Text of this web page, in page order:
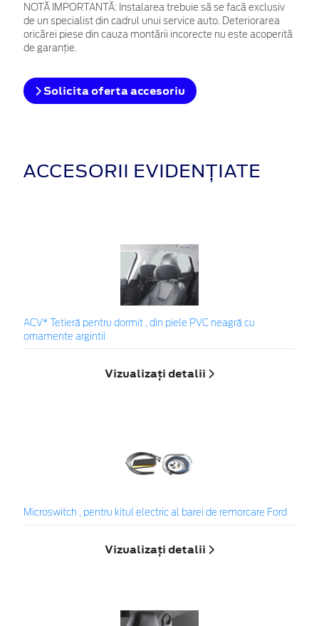
NOTĂ IMPORTANTĂ: Instalarea trebuie să se facă exclusiv
de un specialist din cadrul unui service auto. Deteriorarea
oricărei piese din cauza montării incorecte nu este acoperită
de garanţie.
Solicita oferta accesoriu
ACCESORII EVIDENȚIATE
ACV* Tetieră pentru dormit , din piele PVC neagră cu
ornamente argintii
Vizualizați detalii
Microswitch , pentru kitul electric al barei de remorcare Ford
Vizualizați detalii